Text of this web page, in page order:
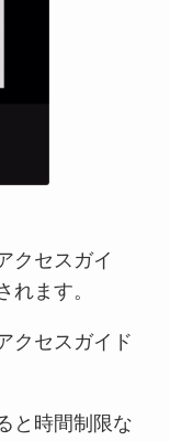
クセスガイ
れます。
クセスガイド
と時間制限な